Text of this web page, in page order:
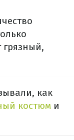
грязный,
как
костюм и